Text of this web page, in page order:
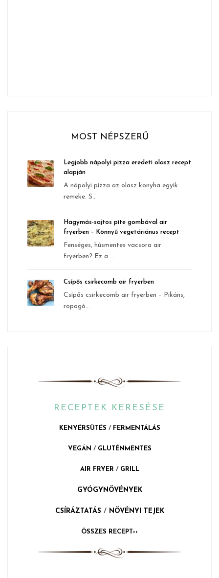
MOST NÉPSZERŰ
Legjobb nápolyi pizza eredeti olasz recept
alapján
A nápolyi pizza az olasz konyha egyik
remeke. S...
Hagymás-sajtos pite gombával air
fryerben – Könnyű vegetáriánus recept
Fenséges, húsmentes vacsora air
fryerben? Ez a ...
Csípős csirkecomb air fryerben
Csípős csirkecomb air fryerben – Pikáns,
ropogó...
RECEPTEK KERESÉSE
KENYÉRSÜTÉS / FERMENTÁLÁS
VEGÁN / GLUTÉNMENTES
AIR FRYER / GRILL
GYÓGYNÖVÉNYEK
CSÍRÁZTATÁS / NÖVÉNYI TEJEK
ÖSSZES RECEPT››